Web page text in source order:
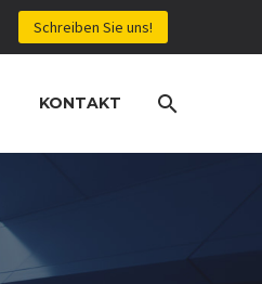
Schreiben Sie uns!
KONTAKT